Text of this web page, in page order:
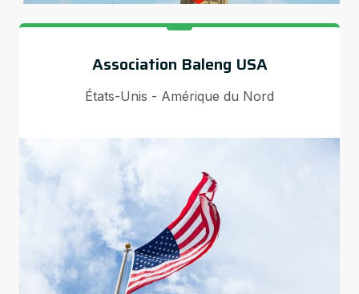
Association Baleng USA
États-Unis - Amérique du Nord